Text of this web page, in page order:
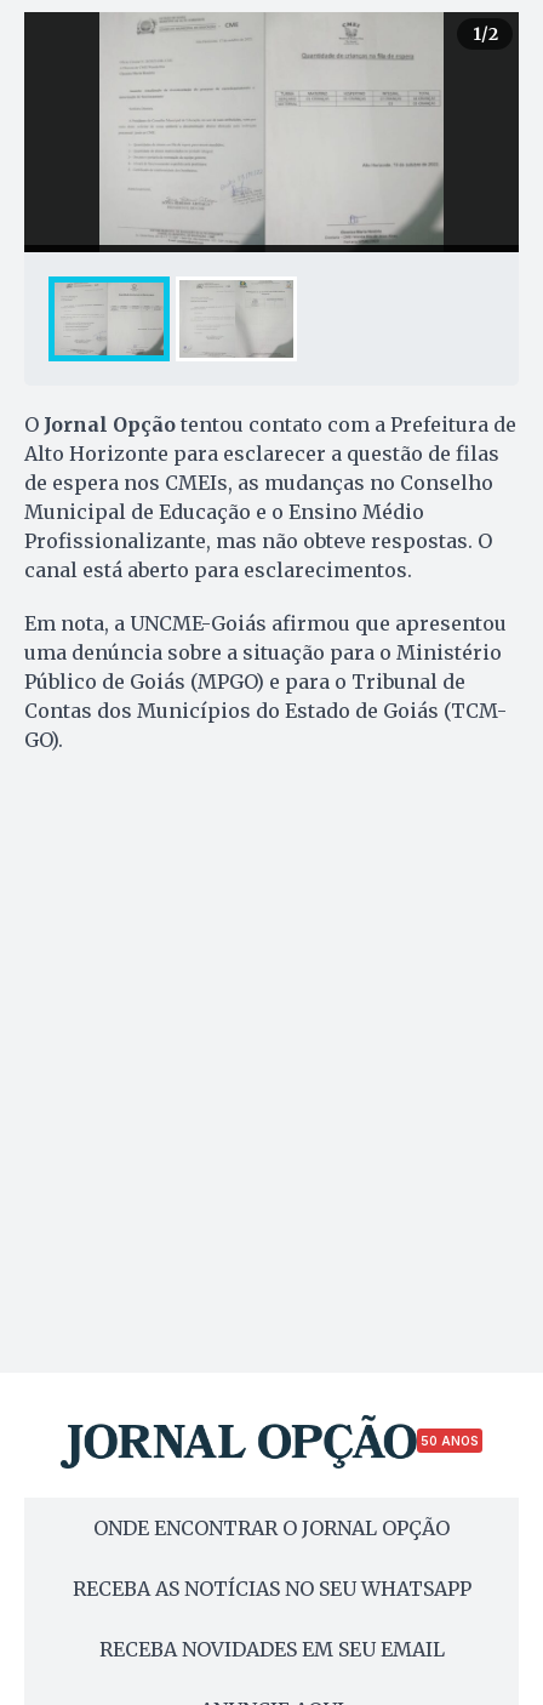
1/2
O Jornal Opção tentou contato com a Prefeitura de
Alto Horizonte para esclarecer a questão de filas
de espera nos CMEIs, as mudanças no Conselho
Municipal de Educação e o Ensino Médio
Profissionalizante, mas não obteve respostas. O
canal está aberto para esclarecimentos.
Em nota, a UNCME-Goiás afirmou que apresentou
uma denúncia sobre a situação para o Ministério
Público de Goiás (MPGO) e para o Tribunal de
Contas dos Municípios do Estado de Goiás (TCM-
GO).
50 ANOS
ONDE ENCONTRAR O JORNAL OPÇÃO
RECEBA AS NOTÍCIAS NO SEU WHATSAPP
RECEBA NOVIDADES EM SEU EMAIL